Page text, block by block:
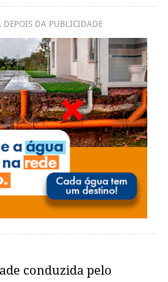
DEPOIS DA PUBLICIDADE
conduzida pelo